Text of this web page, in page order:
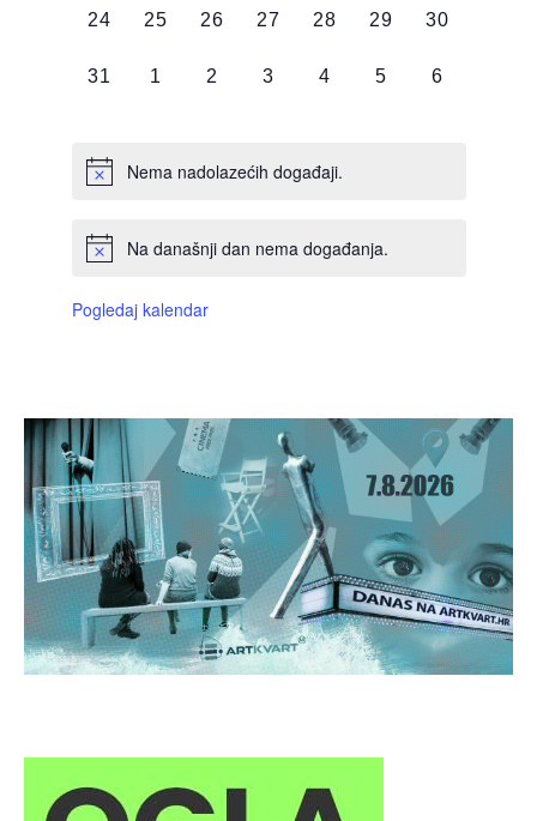
0
24
0
25
0
26
0
27
0
28
0
29
0
30
0
31
0
1
0
2
0
3
0
4
0
5
0
6
Nema nadolazećih događaji.
Na današnji dan nema događanja.
Pogledaj kalendar